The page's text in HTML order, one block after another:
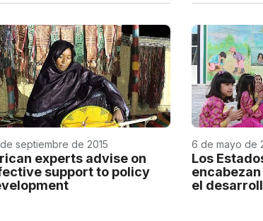
septiembre de 2015
experts advise on
support to policy
6 de mayo de
Los
el